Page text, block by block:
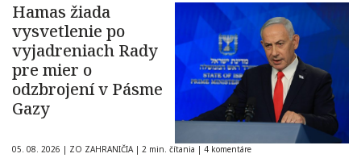
Hamas žiada
vysvetlenie po
vyjadreniach Rady
pre mier o
odzbrojení v Pásme
Gazy
05. 08. 2026 | ZO ZAHRANIČIA | 2 min. čítania | 4 komentáre